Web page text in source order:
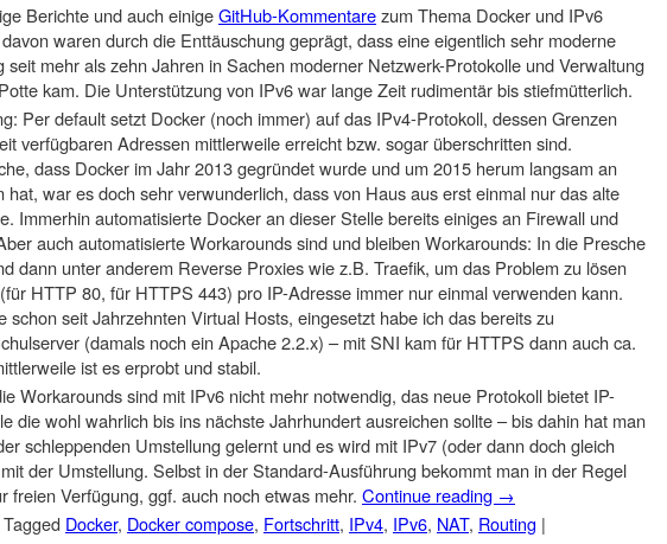
Berichte und auch einigeGitHub-Kommentarezum Thema Docker und IPv6
waren durch die Enttäuschung geprägt, dass eine eigentlich sehr moderne
seit mehr als zehn Jahren in Sachen moderner Netzwerk-Protokolle und Verwaltung
kam. Die Unterstützung von IPv6 war lange Zeit rudimentär bis stiefmütterlich.
Per default setzt Docker (noch immer) auf das IPv4-Protokoll, dessen Grenzen
verfügbaren Adressen mittlerweile erreicht bzw. sogar überschritten sind.
dass Docker im Jahr 2013 gegründet wurde und um 2015 herum langsam an
hat, war es doch sehr verwunderlich, dass von Haus aus erst einmal nur das alte
Immerhin automatisierte Docker an dieser Stelle bereits einiges an Firewall und
auch automatisierte Workarounds sind und bleiben Workarounds: In die Presche
dann unter anderem Reverse Proxies wie z.B. Traefik, um das Problem zu lösen
HTTP 80, für HTTPS 443) pro IP-Adresse immer nur einmal verwenden kann.
schon seit Jahrzehnten Virtual Hosts, eingesetzt habe ich das bereits zu
(damals noch ein Apache 2.2.x) – mit SNI kam für HTTPS dann auch ca.
ist es erprobt und stabil.
Workarounds sind mit IPv6 nicht mehr notwendig, das neue Protokoll bietet IP-
die wohl wahrlich bis ins nächste Jahrhundert ausreichen sollte – bis dahin hat man
schleppenden Umstellung gelernt und es wird mit IPv7 (oder dann doch gleich
der Umstellung. Selbst in der Standard-Ausführung bekommt man in der Regel
freien Verfügung, ggf. auch noch etwas mehr. Continue reading →
Tagged Docker, Docker compose, Fortschritt, IPv4, IPv6, NAT, Routing |